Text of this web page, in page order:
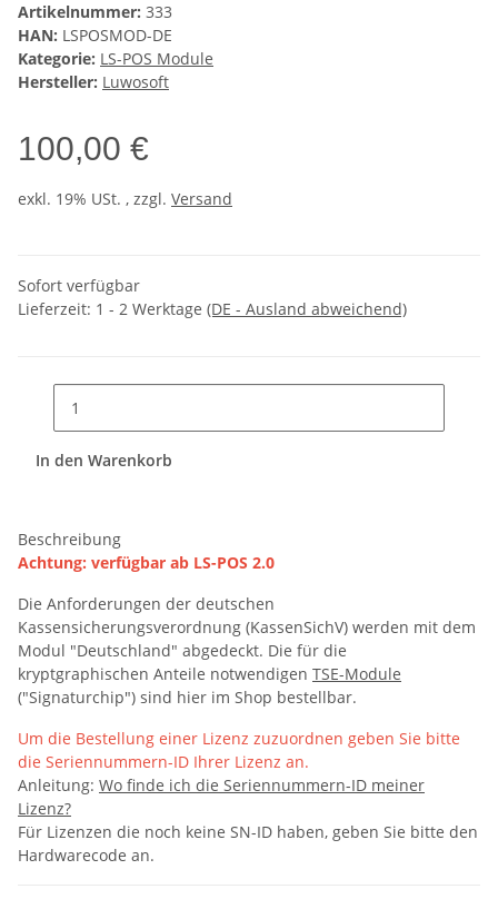
Artikelnummer: 333
HAN: LSPOSMOD-DE
Kategorie: LS-POS Module
Hersteller: Luwosoft
100,00 €
exkl. 19% USt. , zzgl. Versand
Sofort verfügbar
Lieferzeit: 1 - 2 Werktage (DE - Ausland abweichend)
In den Warenkorb
Beschreibung
Achtung: verfügbar ab LS-POS 2.0
Die Anforderungen der deutschen
Kassensicherungsverordnung (KassenSichV) werden mit dem
Modul "Deutschland" abgedeckt. Die für die
kryptgraphischen Anteile notwendigen TSE-Module
("Signaturchip") sind hier im Shop bestellbar.
Um die Bestellung einer Lizenz zuzuordnen geben Sie bitte
die Seriennummern-ID Ihrer Lizenz an.
Anleitung: Wo finde ich die Seriennummern-ID meiner
Lizenz?
Für Lizenzen die noch keine SN-ID haben, geben Sie bitte den
Hardwarecode an.